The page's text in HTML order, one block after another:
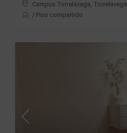
Campus Torrelavega, Torrelavega
/ Piso compartido